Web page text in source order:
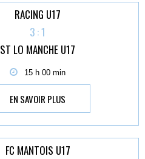
RACING U17
3 : 1
ST LO MANCHE U17
15 h 00 min
EN SAVOIR PLUS
FC MANTOIS U17